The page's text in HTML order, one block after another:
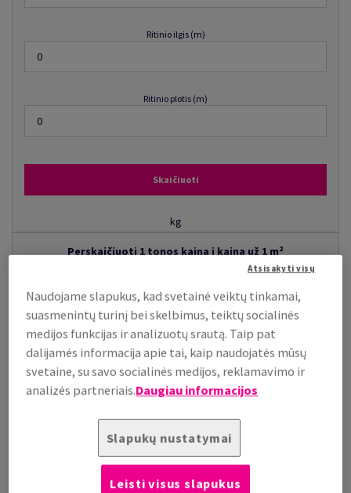
Ritinio ilgis (m)
Ritinio plotis (m)
Skaičiuoti
kg
Perskaičiuoti 1 tonos kainą į kainą už 1 m²
Kaina už 1 t
už m²
Naudojame slapukus, kad svetainė veiktų tinkamai,
suasmenintų turinį bei skelbimus, teiktų socialinės
medijos funkcijas ir analizuotų srautą. Taip pat
dalijamės informacija apie tai, kaip naudojatės mūsų
svetaine, su savo socialinės medijos, reklamavimo ir
analizės partneriais.Daugiau informacijos
Slapukų nustatymai
Atsisakyti visų
Leisti visus slapukus